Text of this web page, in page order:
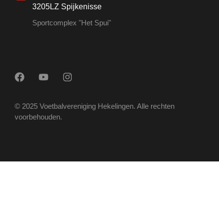
3205LZ Spijkenisse
Sportcomplex "Het Spui"
© 2025 Voetbalvereniging Hekelingen. Alle rechten
voorbehouden.